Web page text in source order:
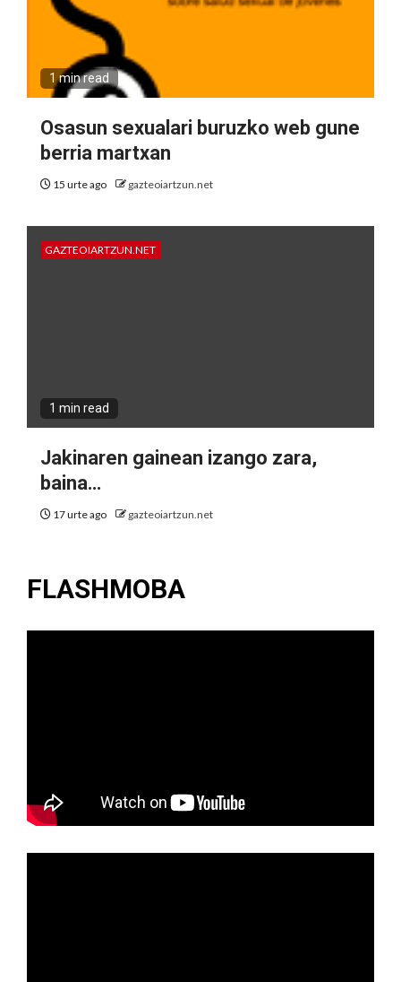
1 min read
Osasun sexualari buruzko web gune
berria martxan
15 urte ago gazteoiartzun.net
GAZTEOIARTZUN.NET
1 min read
Jakinaren gainean izango zara,
baina…
17 urte ago gazteoiartzun.net
FLASHMOBA